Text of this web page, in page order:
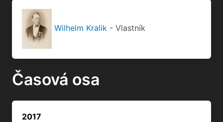
Wilhelm Kralik - Vlastník
Časová osa
2017